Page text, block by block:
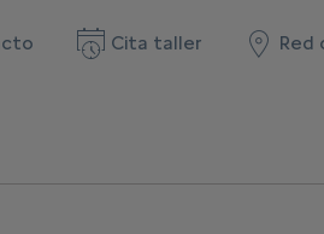
Cita taller Red